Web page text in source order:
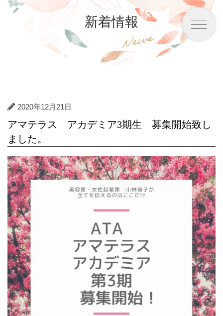
新着情報
2020年12月21日
アマテラス アカデミア3期生 募集開始致し
ました。